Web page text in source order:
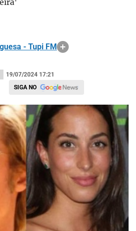
- Tupi FM
19/07/2024 17:21
SIGA NO